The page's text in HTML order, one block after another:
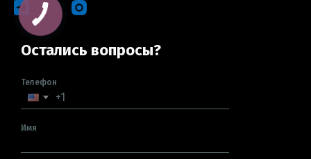
Остались вопросы?
Телефон
Имя